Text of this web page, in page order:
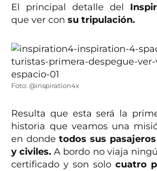
El principal detalle del
que ver consu tripulación.
Foto: @inspiration4x
Resulta que esta será la
historia que veamos una
en dondetodos sus
y civiles. A bordo no viaja
certificado y son solo cuatro